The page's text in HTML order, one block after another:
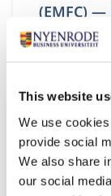
This website
We use
provide social
We also share
our social
(EMFC)
Startdatum:
Nederlands
Breukelen
Post-
financial
je tot